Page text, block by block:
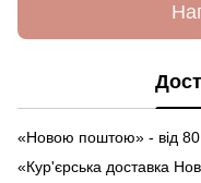
«Новою поштою» - від 80
«Кур'єрська доставка